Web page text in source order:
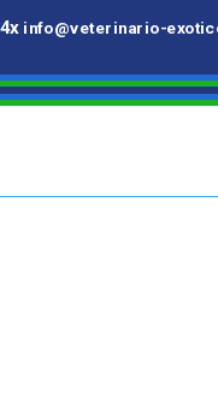
info@veterinario-
exoticos-